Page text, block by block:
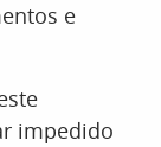
e
impedido